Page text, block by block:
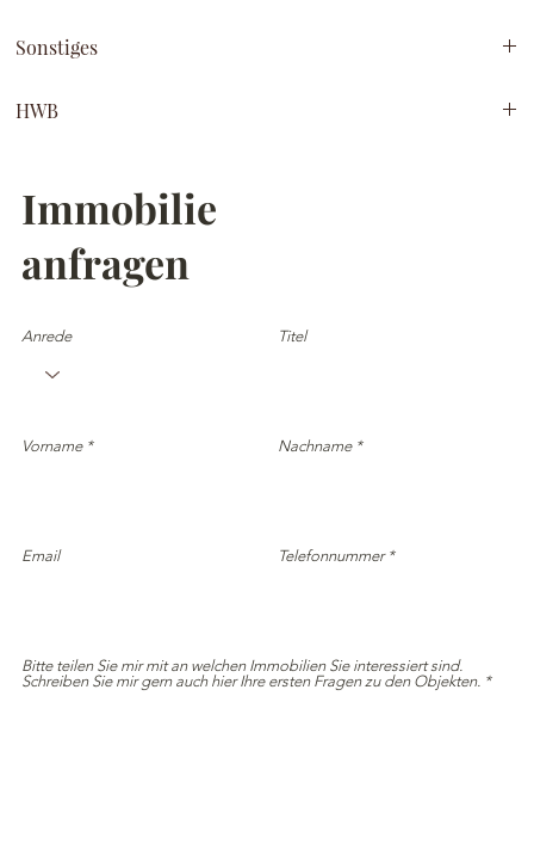
Grüngürtel Steyregg
Sonstiges
Eigengarten
Tageslichtbad mit Dusche und Wanne
HWB
Immobilie
anfragen
Vorname Nachname
Email Telefonnummer
Bitte teilen Sie mir mit an welchen Immobilien Sie interessiert sind.
Schreiben Sie mir gern auch hier Ihre ersten Fragen zu den Objekten.
Titel
Anrede